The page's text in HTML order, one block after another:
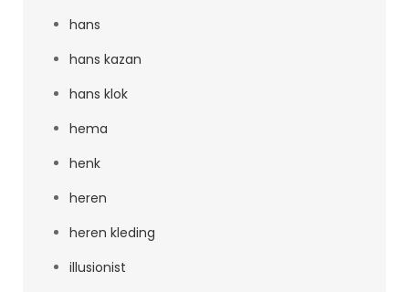
hans
hans kazan
hans klok
hema
henk
heren
heren kleding
illusionist